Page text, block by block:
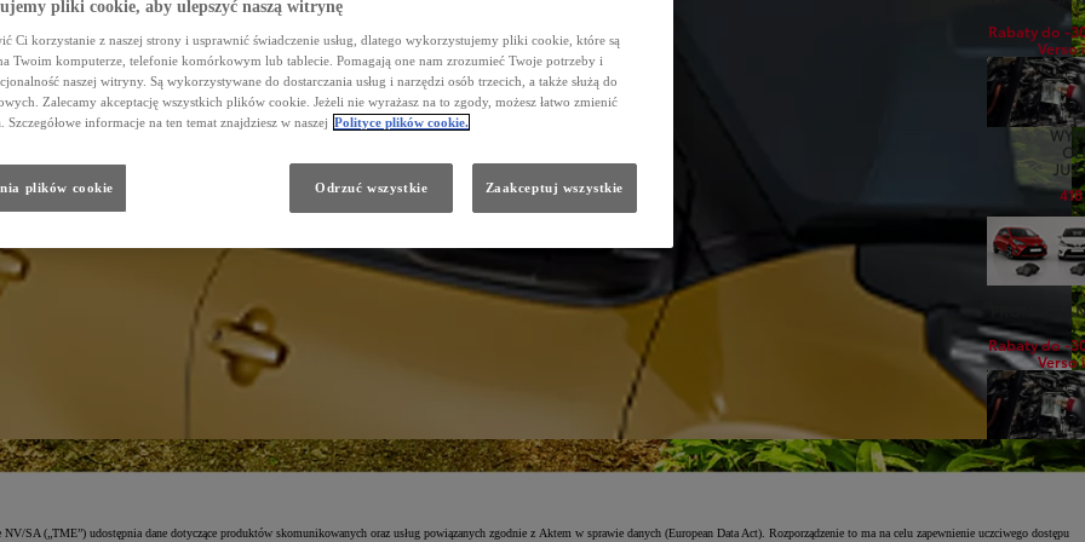
Rabaty do -
Verso
JUŻ
418
PROMOCJA
Rabaty do -
Verso
Napraw Blacharsko - Lakierniczych
DOSTAWCZE
Małoletnich
SA („TME”) udostępnia dane dotyczące produktów skomunikowanych oraz usług powiązanych zgodnie z Aktem w sprawie danych (European Data Act). Rozporządzenie to ma na celu zapewnienie uczciwego dostępu
pliki cookie, aby ulepszyć naszą witrynę
Ci korzystanie z naszej strony i usprawnić świadczenie usług, dlatego wykorzystujemy pliki cookie, które są
Twoim komputerze, telefonie komórkowym lub tablecie. Pomagają one nam zrozumieć Twoje potrzeby i
naszej witryny. Są wykorzystywane do dostarczania usług i narzędzi osób trzecich, a także służą do
Zalecamy akceptację wszystkich plików cookie. Jeżeli nie wyrażasz na to zgody, możesz łatwo zmienić
Szczegółowe informacje na ten temat znajdziesz w naszej Polityce plików cookie.
plików cookie Odrzuć wszystkie Zaakceptuj wszystkie